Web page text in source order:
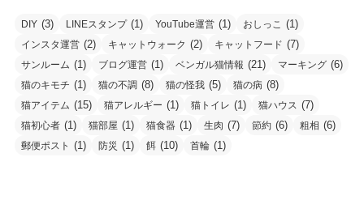
DIY (3) LINEスタンプ(1) YouTube運営 (1) おしっこ (1)
インスタ運営 (2) キャットウォーク (2) キャットフード (7)
サンルーム (1) ブログ運営 (1) ベンガル猫情報 (21) マーキング (6)
猫のキモチ (1) 猫の不調 (8) 猫の怪我 (5) 猫の病 (8)
猫アイテム (15) 猫アレルギー (1) 猫トイレ (1) 猫ハウス (7)
猫初心者 (1) 猫部屋 (1) 猫食器 (1) 生肉 (7) 節約 (6) 粗相 (6)
郵便ポスト (1) 防災 (1) 餌 (10) 首輪 (1)